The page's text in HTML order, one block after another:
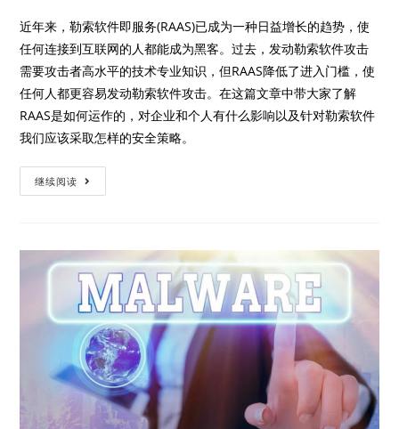
近年来，勒索软件即服务(RAAS)已成为一种日益增长的趋势，使
任何连接到互联网的人都能成为黑客。过去，发动勒索软件攻击
需要攻击者高水平的技术专业知识，但RAAS降低了进入门槛，使
任何人都更容易发动勒索软件攻击。在这篇文章中带大家了解
RAAS是如何运作的，对企业和个人有什么影响以及针对勒索软件
我们应该采取怎样的安全策略。
继续阅读